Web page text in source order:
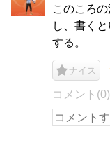
このころ
し、書く
する。
ナイス
コメント(0)